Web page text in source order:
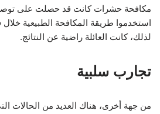
مكافحة حشرات كانت قد حصلت على
استخدموا طريقة المكافحة الطبيعية خلال
لذلك، كانت العائلة راضية عن النتائج.
تجارب سلبية
من جهة أخرى، هناك العديد من الحالات